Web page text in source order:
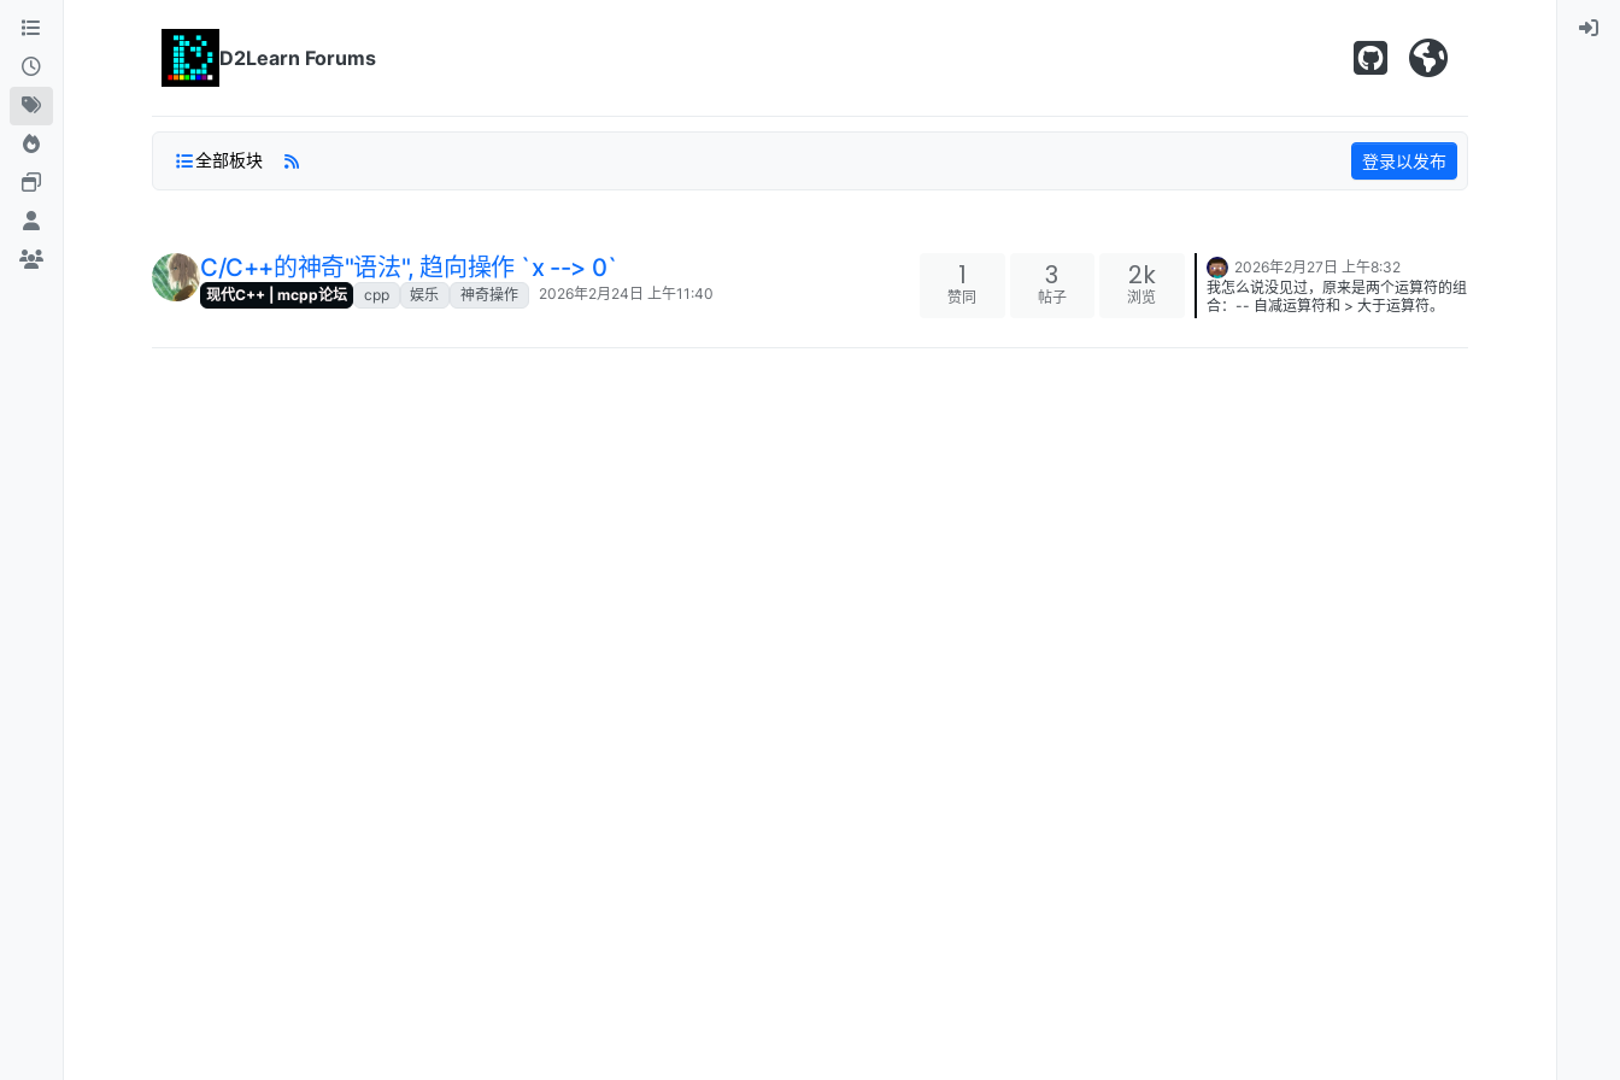
跳转至内容
D2Learn Forums
全部板块 登录以发布
C/C++的神奇"语法", 趋向操作 `x --> 0`
现代C++ | mcpp论坛 cpp 娱乐 神奇操作 2026年2月24日 上午11:40
1
赞同
3
帖子
2k
浏览
2026年2月27日 上午8:32
我怎么说没见过，原来是两个运算符的组
合：-- 自减运算符和 > 大于运算符。